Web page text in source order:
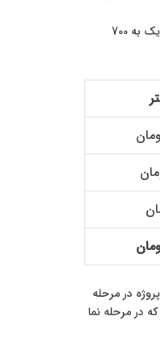
، هزینه تراکم متری 20 میلیون محاسبه شده است و همچنین واریزی بروز تا امروز به همراه اقساط نیز نزدیک به 700
در مرحله
در مرحله نما